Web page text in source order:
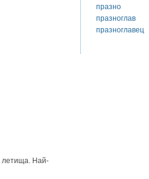
летища. Най-
празно
празноглав
празноглавец